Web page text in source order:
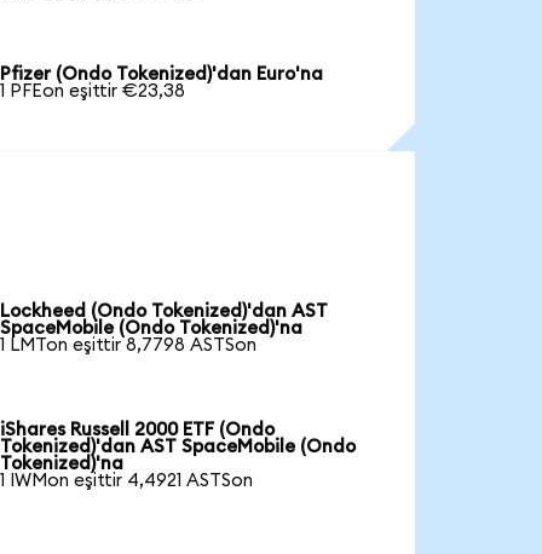
Pfizer (Ondo Tokenized)'dan Euro'na
1 PFEon eşittir €23,38
Lockheed (Ondo Tokenized)'dan AST
SpaceMobile (Ondo Tokenized)'na
1 LMTon eşittir 8,7798 ASTSon
iShares Russell 2000 ETF (Ondo
Tokenized)'dan AST SpaceMobile (Ondo
Tokenized)'na
1 IWMon eşittir 4,4921 ASTSon